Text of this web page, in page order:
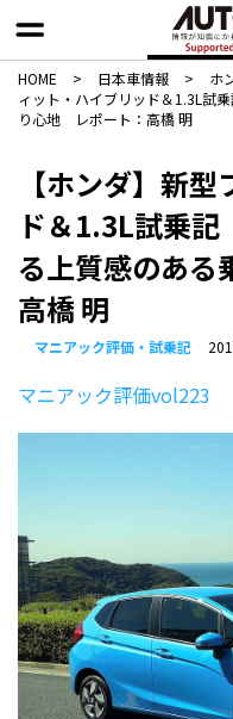
HOME > 日本車情報​ > ホ
ィット・ハイブリッド＆1.3L試
り心地 レポート：高橋 明
【ホンダ】新
ド＆1.3L試乗
る上質感のあ
高橋 明
マニアック評価・試乗記
マニアック評価vol223